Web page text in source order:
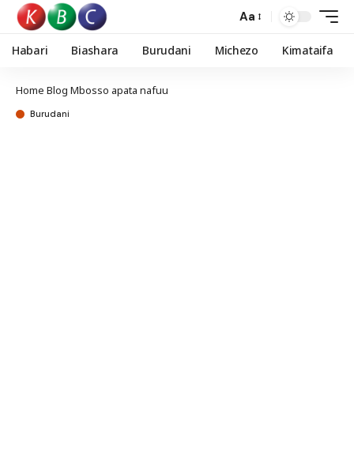
Aa
Habari Biashara Burudani Michezo Kimataifa
Home Blog Mbosso apata nafuu
Burudani